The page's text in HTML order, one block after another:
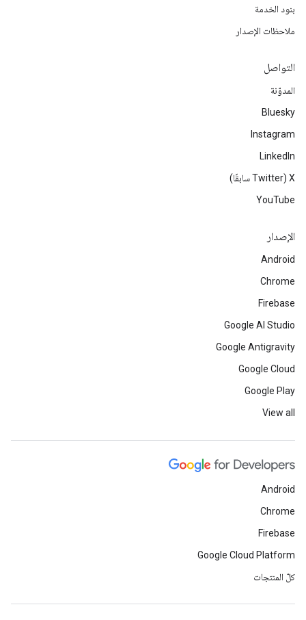
بنود الخدمة
ملاحظات الإصدار
التواصل
المدوّنة
Bluesky
Instagram
LinkedIn
‫X ‏(Twitter سابقًا)
YouTube
الإصدار
Android
Chrome
Firebase
Google AI Studio
Google Antigravity
Google Cloud
Google Play
View all
Android
Chrome
Firebase
Google Cloud Platform
كلّ المنتجات